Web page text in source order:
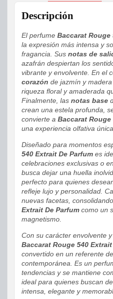
Descripción
El perfume Baccarat Rouge
la expresión más intensa y
fragancia. Sus notas de
azafrán despiertan los
vibrante y envolvente. En el
corazón de jazmín y
riqueza floral y amaderada
Finalmente, las notas base
crean una estela profunda,
convierte a Baccarat Rouge
una experiencia olfativa
Diseñado para momentos
540 Extrait De Parfum es
celebraciones exclusivas o
busca dejar una huella
perfecto para quienes
refleje lujo y personalidad.
nuevas facetas,
Extrait De Parfum como un
magnetismo.
Con su carácter envolvente
Baccarat Rouge 540
convertido en un referente
contemporánea. Es un
tendencias y se mantiene
ideal para quienes buscan
intensa, elegante y